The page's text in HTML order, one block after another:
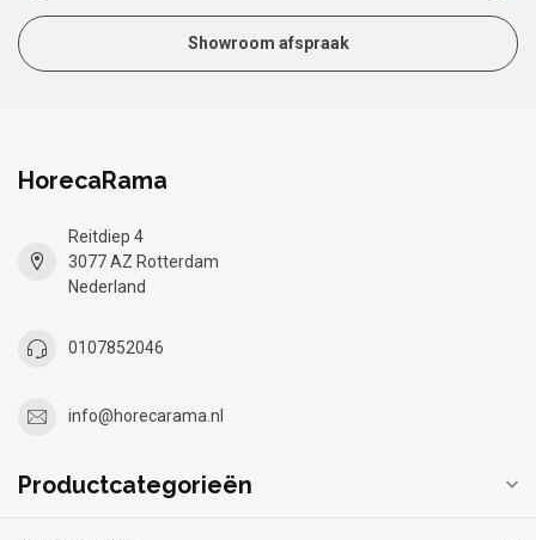
Showroom afspraak
HorecaRama
Reitdiep 4
3077 AZ Rotterdam
Nederland
0107852046
info@horecarama.nl
Productcategorieën